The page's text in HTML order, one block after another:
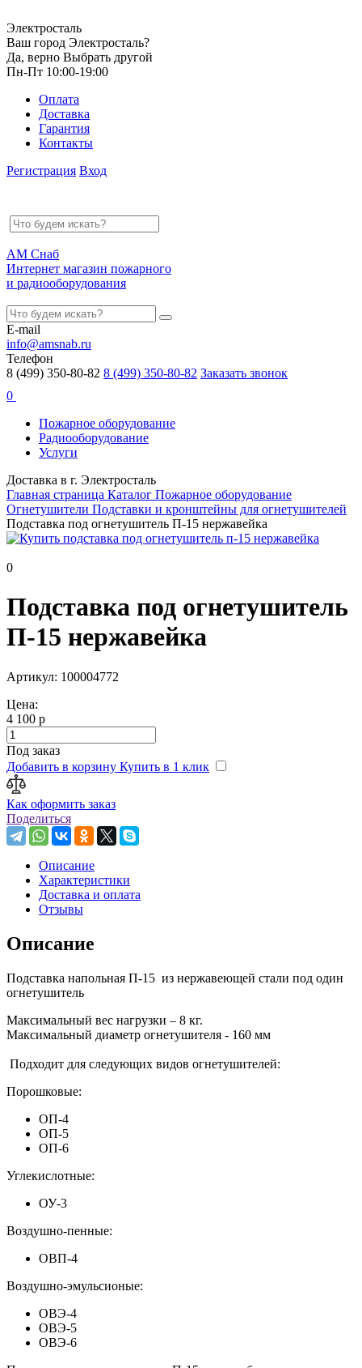
Электросталь
Ваш город Электросталь?
Да, верно Выбрать другой
Пн-Пт 10:00-19:00
Оплата
Доставка
Гарантия
Контакты
Регистрация Вход
АМ Снаб
Интернет магазин пожарного
и радиооборудования
E-mail
info@amsnab.ru
Телефон
8 (499) 350-80-82 8 (499) 350-80-82 Заказать звонок
0
Пожарное оборудование
Радиооборудование
Услуги
Доставка в г. Электросталь
Главная страница Каталог Пожарное оборудование
Огнетушители Подставки и кронштейны для огнетушителей
Подставка под огнетушитель П-15 нержавейка
0
Подставка под огнетушитель
П-15 нержавейка
Артикул: 100004772
Цена:
4 100 р
Под заказ
Добавить в корзину Купить в 1 клик
Как оформить заказ
Поделиться
Описание
Характеристики
Доставка и оплата
Отзывы
Описание
Подставка напольная П-15 из нержавеющей стали под один
огнетушитель
Максимальный вес нагрузки – 8 кг.
Максимальный диаметр огнетушителя - 160 мм
Подходит для следующих видов огнетушителей:
Порошковые:
ОП-4
ОП-5
ОП-6
Углекислотные:
ОУ-3
Воздушно-пенные:
ОВП-4
Воздушно-эмульсионые:
ОВЭ-4
ОВЭ-5
ОВЭ-6